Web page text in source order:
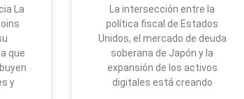
La
que
y
La intersección entre la
política fiscal de Estados
Unidos, el mercado de deuda
soberana de Japón y la
expansión de los activos
digitales está creando